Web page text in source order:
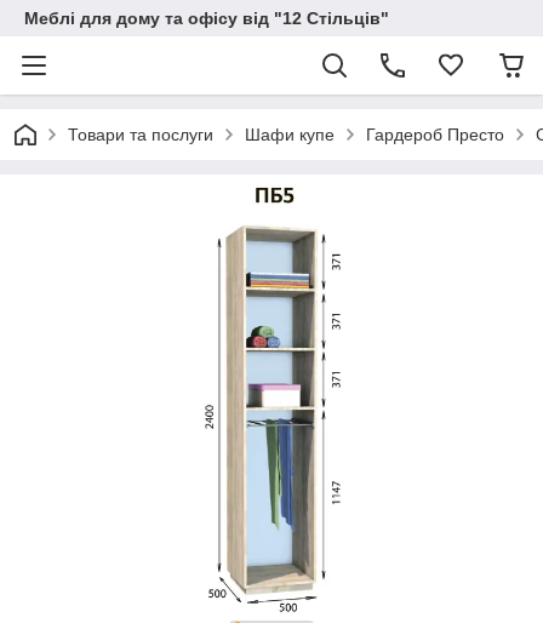
Меблі для дому та офісу від "12 Стільців"
Товари та послуги Шафи купе Гардероб Престо